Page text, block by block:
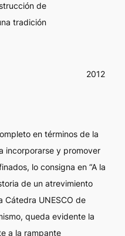
de
tradición
2012
en términos de la
incorporarse y promover
lo consigna en “A la
de un atrevimiento
Cátedra UNESCO de
queda evidente la
a la rampante